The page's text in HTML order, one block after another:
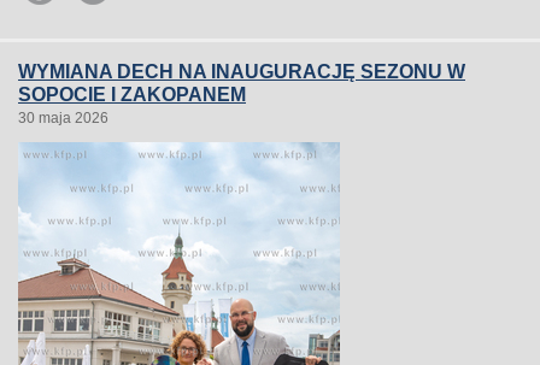
WYMIANA DECH NA INAUGURACJĘ SEZONU W
SOPOCIE I ZAKOPANEM
30 maja 2026